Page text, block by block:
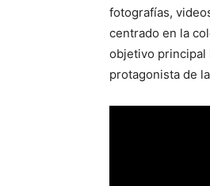
fotografías,
centrado en la
objetivo principal
protagonista de